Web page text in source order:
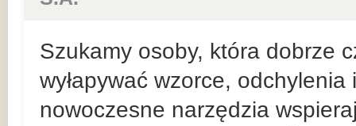
Szukamy osoby, która dobrze
wyłapywać wzorce,
nowoczesne narzędzia